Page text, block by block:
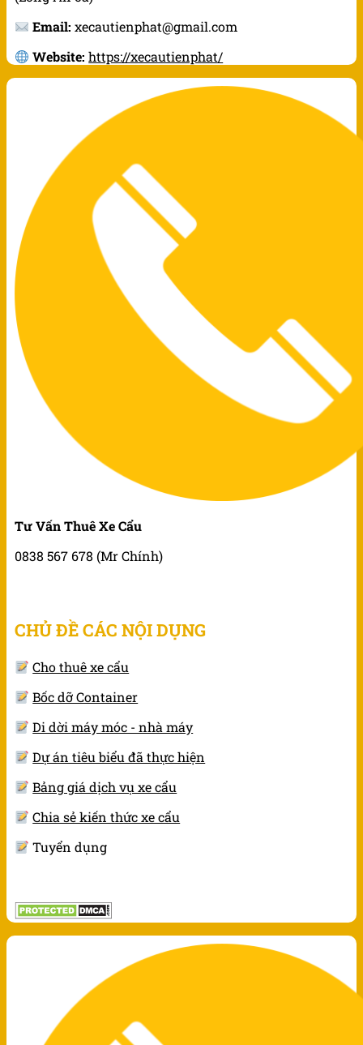
Email:xecautienphat@gmail.com
Website:https://xecautienphat/
Tư Vấn Thuê Xe Cẩu
0838 567 678 (Mr Chính)
CHỦ ĐỀ CÁC NỘI DỤNG
Cho thuê xe cẩu
Bốc dỡ Container
Di dời máy móc - nhà máy
Dự án tiêu biểu đã thực hiện
Bảng giá dịch vụ xe cẩu
Chia sẻ kiến thức xe cẩu
Tuyển dụng